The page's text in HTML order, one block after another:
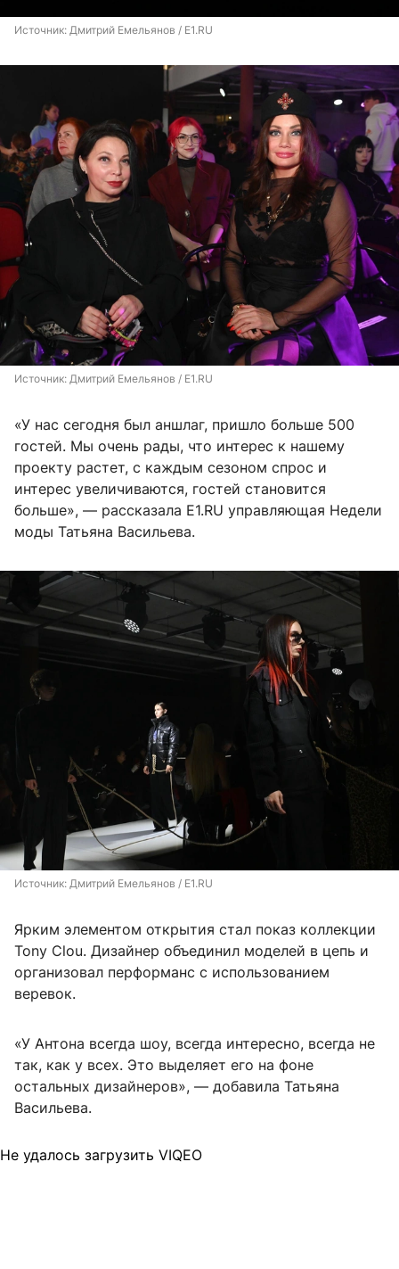
Источник: Дмитрий Емельянов / E1.RU
Источник: Дмитрий Емельянов / E1.RU
«У нас сегодня был аншлаг, пришло больше 500
гостей. Мы очень рады, что интерес к нашему
проекту растет, с каждым сезоном спрос и
интерес увеличиваются, гостей становится
больше», — рассказала E1.RU управляющая Недели
моды Татьяна Васильева.
Источник: Дмитрий Емельянов / E1.RU
Ярким элементом открытия стал показ коллекции
Tony Clou. Дизайнер объединил моделей в цепь и
организовал перформанс с использованием
веревок.
«У Антона всегда шоу, всегда интересно, всегда не
так, как у всех. Это выделяет его на фоне
остальных дизайнеров», — добавила Татьяна
Васильева.
Не удалось загрузить VIQEO